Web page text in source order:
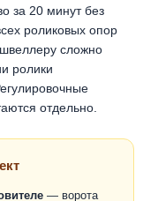
за 20 минут без
роликовых опор
сложно
ролики
отдельно.
— ворота